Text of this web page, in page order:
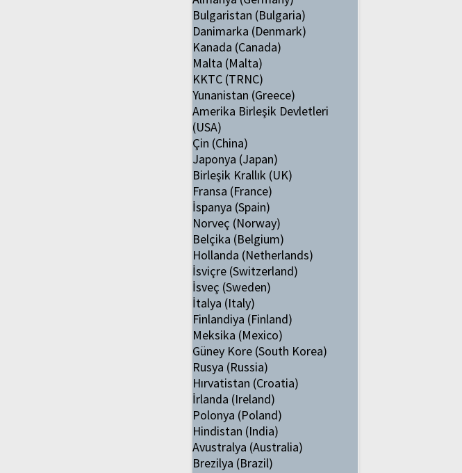
Bulgaristan (Bulgaria)
Danimarka (Denmark)
Kanada (Canada)
Malta (Malta)
KKTC (TRNC)
Yunanistan (Greece)
Amerika Birleşik Devletleri
(USA)
Çin (China)
Japonya (Japan)
Birleşik Krallık (UK)
Fransa (France)
İspanya (Spain)
Norveç (Norway)
Belçika (Belgium)
Hollanda (Netherlands)
İsviçre (Switzerland)
İsveç (Sweden)
İtalya (Italy)
Finlandiya (Finland)
Meksika (Mexico)
Güney Kore (South Korea)
Rusya (Russia)
Hırvatistan (Croatia)
İrlanda (Ireland)
Polonya (Poland)
Hindistan (India)
Avustralya (Australia)
Brezilya (Brazil)